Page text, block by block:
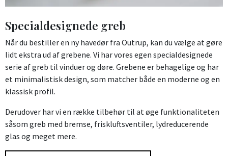
Specialdesignede greb
Når du bestiller en ny havedør fra Outrup, kan du vælge at gøre
lidt ekstra ud af grebene. Vi har vores egen specialdesignede
serie af greb til vinduer og døre. Grebene er behagelige og har
et minimalistisk design, som matcher både en moderne og en
klassisk profil.
Derudover har vi en række tilbehør til at øge funktionaliteten
såsom greb med bremse, friskluftsventiler, lydreducerende
glas og meget mere.